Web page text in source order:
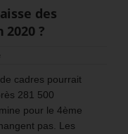
des
?
cadres pourrait
281 500
pour le 4ème
pas. Les